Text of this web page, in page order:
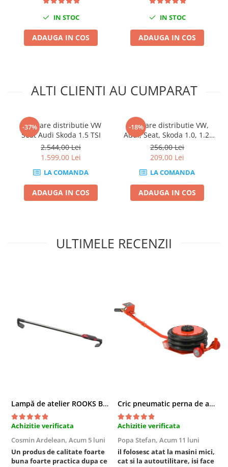
Nissan
Skoda
Suzuki
Universale
Volkswagen
Scule pentru tinichigerie
Alte scule pneumatice
Pistoale de vopsit
Pistoale Pneumatice
Diagnoza si masurari
Injectoare
Motor
Rulmenti,Bucsi si Extractoare
Sistem directie
IN STOC
ADAUGA IN COS
IN STOC
ADAUGA IN COS
ALTI CLIENTI AU CUMPARAT
-37%
Kit fixare distributie VW
Seat Audi Skoda 1.5 TSI
2.544,00 Lei
1.599,00 Lei
LA COMANDA
ADAUGA IN COS
-18%
Kit fixare distributie VW,
Audi, Seat, Skoda 1.0, 1.2,
1.4
256,00 Lei
209,00 Lei
LA COMANDA
ADAUGA IN COS
ULTIMELE RECENZII
Lampă de atelier ROOKS B2 HYBRID pentru capotă, 2000 lumeni, 5000 mAh
Achizitie verificata
Cosmin Ardelean, Acum 5 luni
Un produs de calitate foarte
buna foarte practica dupa ce
Cric pneumatic perna de aer cu inaltator 6T
Achizitie verificata
Popa Stefan, Acum 11 luni
il folosesc atat la masini mici,
cat si la autoutilitare, isi face